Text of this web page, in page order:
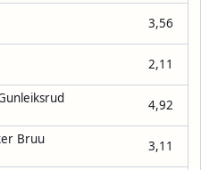
3,56
2,11
4,92
Bruu 3,11